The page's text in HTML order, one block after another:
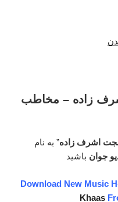
اشرف
شهرزاد”
زاده – مخاطب
اشرف زاده” به نام
جوان باشید
Download New Music
Khaas